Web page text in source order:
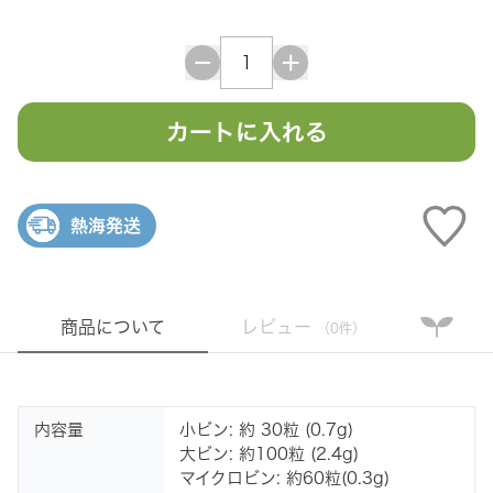
カートに入れる
熱海発送
商品について レビュー （0件）
内容量
小ビン: 約 30粒 (0.7g)
大ビン: 約100粒 (2.4g)
マイクロビン: 約60粒(0.3g)